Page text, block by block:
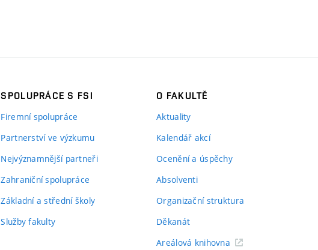
SPOLUPRÁCE S FSI
Firemní spolupráce
Partnerství ve výzkumu
Nejvýznamnější partneři
Zahraniční spolupráce
Základní a střední školy
Služby fakulty
O FAKULTĚ
Aktuality
Kalendář akcí
Ocenění a úspěchy
Absolventi
Organizační struktura
Děkanát
Areálová knihovna